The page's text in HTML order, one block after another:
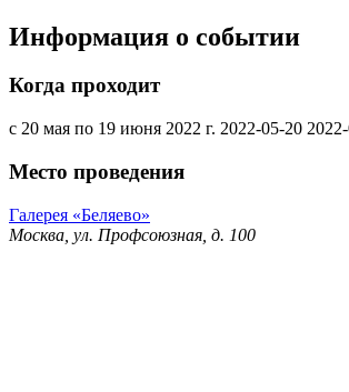
Информация о событии
Когда проходит
с 20 мая по 19 июня 2022 г. 2022-05-20
Место проведения
Галерея «Беляево»
Москва, ул. Профсоюзная, д. 100